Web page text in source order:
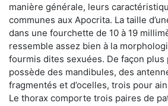
manière générale, leurs
communes aux Apocrita. La taille
dans une fourchette de 10 à 19
ressemble assez bien à la
fourmis dites sexuées. De façon plus
possède des mandibules, des
fragmentés et d’ocelles, trois pour
Le thorax comporte trois paires de